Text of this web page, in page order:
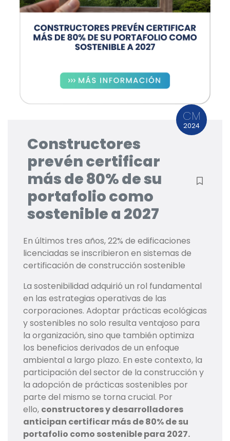
CM
2024
Constructores
prevén certificar
más de 80% de su
portafolio como
sostenible a 2027
En últimos tres años, 22% de edificaciones
licenciadas se inscribieron en sistemas de
certificación de construcción sostenible
La sostenibilidad adquirió un rol fundamental
en las estrategias operativas de las
corporaciones. Adoptar prácticas ecológicas
y sostenibles no solo resulta ventajoso para
la organización, sino que también optimiza
los beneficios derivados de un enfoque
ambiental a largo plazo. En este contexto, la
participación del sector de la construcción y
la adopción de prácticas sostenibles por
parte del mismo se torna crucial. Por
ello, constructores y desarrolladores
anticipan certificar más de 80% de su
portafolio como sostenible para 2027.